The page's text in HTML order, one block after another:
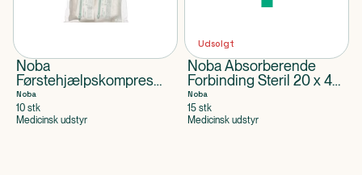
Noba
Førstehjælpskompres
Steril 6 cm x 3 m
Noba
10 stk
Medicinsk udstyr
Udsolgt
Noba Absorberende
Forbinding Steril 20 x 40
cm
Noba
15 stk
Medicinsk udstyr